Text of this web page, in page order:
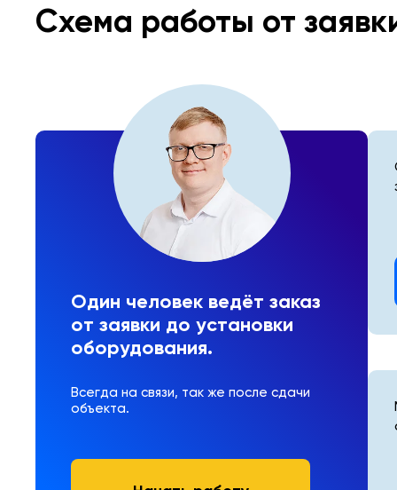
Схема работы от
Один человек ведёт заказ
от заявки до установки
оборудования.
Всегда на связи, так же после сдачи
объекта.